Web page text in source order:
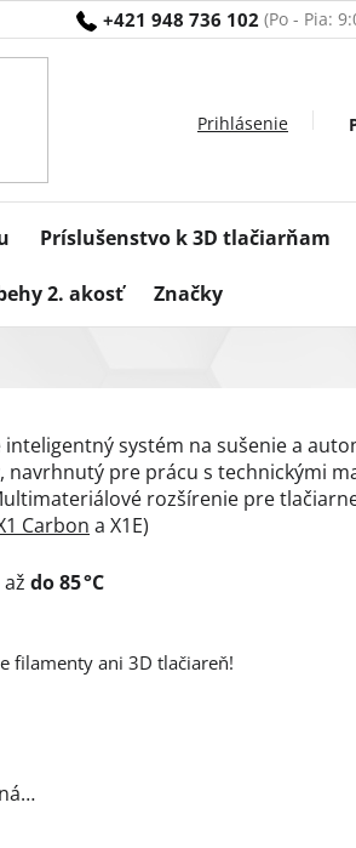
+421 948 736 102
Príslušenstvo k 3D tlačiarňam
2. akosť Značky
inteligentný systém na sušenie a
navrhnutý pre prácu s technickými
rozšírenie pre
Carbon a X1E)
do 85 °C
filamenty ani 3D tlačiareň!